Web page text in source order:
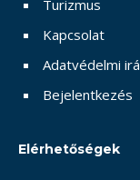
Turizmus
Kapcsolat
Adatvédelmi
Bejelentkezés
Elérhetőségek